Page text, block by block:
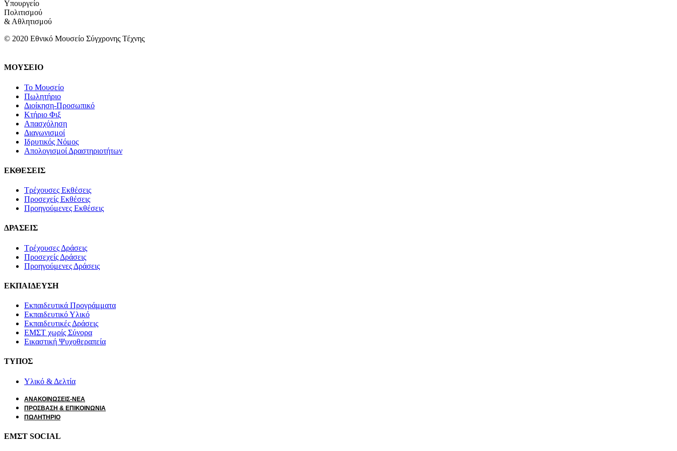
Υπουργείο
Πολιτισμού
& Αθλητισμού
© 2020 Εθνικό Μουσείο Σύγχρονης Τέχνης
ΜΟΥΣΕΙΟ
Το Μουσείο
Πωλητήριο
Διοίκηση-Προσωπικό
Κτήριο Φιξ
Απασχόληση
Διαγωνισμοί
Ιδρυτικός Νόμος
Απολογισμοί Δραστηριοτήτων
ΕΚΘΕΣΕΙΣ
Τρέχουσες Εκθέσεις
Προσεχείς Εκθέσεις
Προηγούμενες Εκθέσεις
ΔΡΑΣΕΙΣ
Τρέχουσες Δράσεις
Προσεχείς Δράσεις
Προηγούμενες Δράσεις
ΕΚΠΑΙΔΕΥΣΗ
Εκπαιδευτικά Προγράμματα
Εκπαιδευτικό Υλικό
Εκπαιδευτικές Δράσεις
ΕΜΣΤ χωρίς Σύνορα
Εικαστική Ψυχοθεραπεία
ΤΥΠΟΣ
Υλικό & Δελτία
ΑΝΑΚΟΙΝΩΣΕΙΣ-ΝΕΑ
ΠΡΟΣΒΑΣΗ & ΕΠΙΚΟΙΝΩΝΙΑ
ΠΩΛΗΤΗΡΙΟ
ΕΜΣΤ SOCIAL